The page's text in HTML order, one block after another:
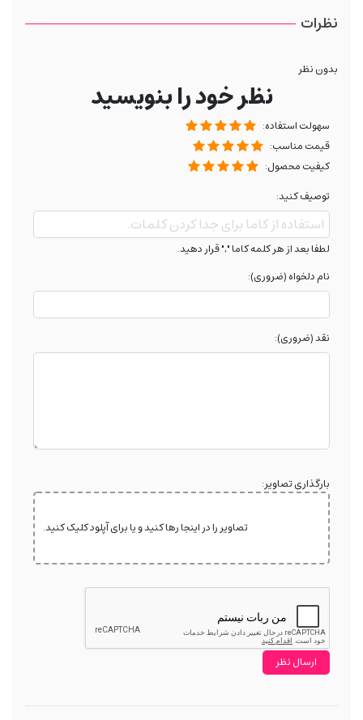
نظرات
بدون نظر
نظر خود را بنویسید
سهولت استفاده:
قیمت مناسب:
کیفیت محصول:
توصیف کنید:
لطفا بعد از هر کلمه کاما "," قرار دهید.
نام دلخواه (ضروری):
نقد (ضروری):
بارگذاری تصاویر:
تصاویر را در اینجا رها کنید و یا برای آپلود کلیک کنید.